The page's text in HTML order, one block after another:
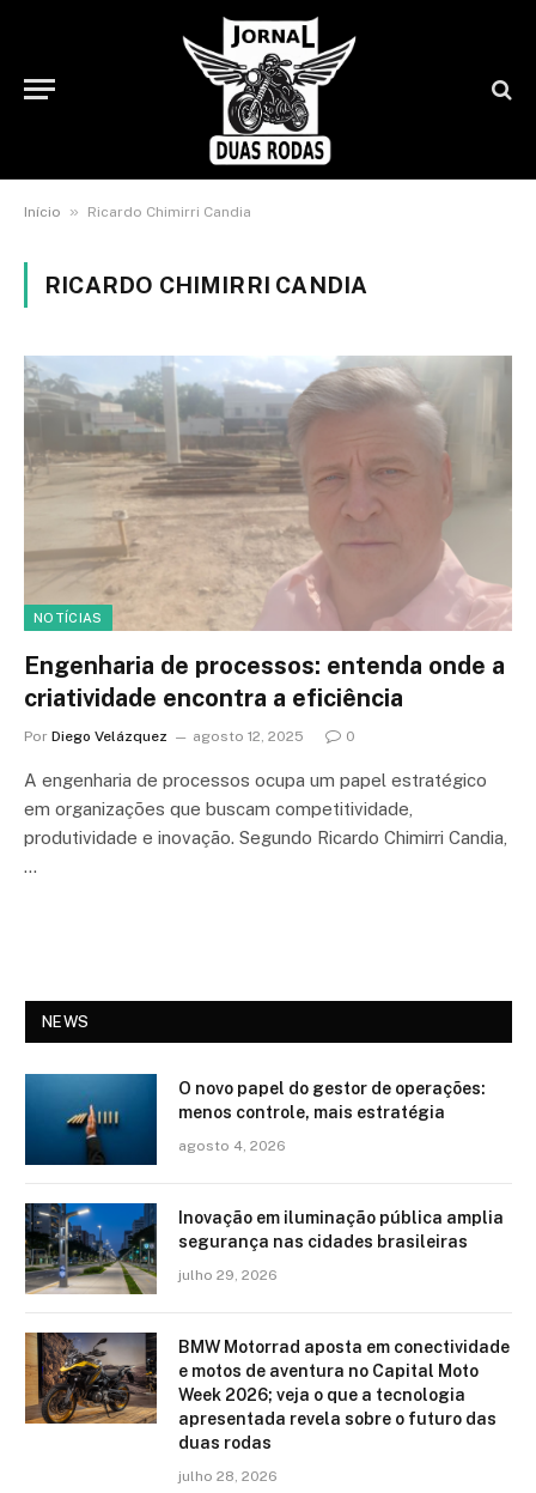
Início » Ricardo Chimirri Candia
RICARDO CHIMIRRI CANDIA
NOTÍCIAS
Engenharia de processos: entenda onde a
criatividade encontra a eficiência
Por Diego Velázquez agosto 12, 2025 0
A engenharia de processos ocupa um papel estratégico
em organizações que buscam competitividade,
produtividade e inovação. Segundo Ricardo Chimirri Candia,
…
NEWS
O novo papel do gestor de operações:
menos controle, mais estratégia
agosto 4, 2026
Inovação em iluminação pública amplia
segurança nas cidades brasileiras
julho 29, 2026
BMW Motorrad aposta em conectividade
e motos de aventura no Capital Moto
Week 2026; veja o que a tecnologia
apresentada revela sobre o futuro das
duas rodas
julho 28, 2026